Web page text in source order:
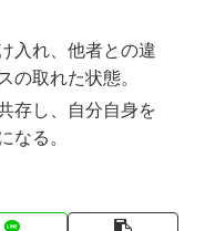
入れ、他者との違
の取れた状態。
存し、自分自身を
なる。